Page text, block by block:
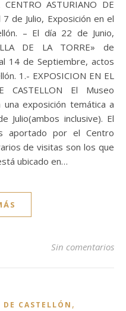
7 de Julio, Exposición en el
– El día 22 de Junio,
DE LA TORRE» de
14 de Septiembre, actos
1.- EXPOSICION EN EL
CASTELLON El Museo
exposición temática a
Julio(ambos inclusive). El
aportado por el Centro
de visitas son los que
ubicado en…
Sin comentarios
CASTELLÓN ,